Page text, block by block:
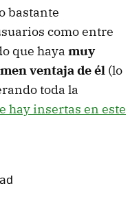
bastante
como entre
que haya muy
ventaja de él (lo
toda la
hay insertas en este